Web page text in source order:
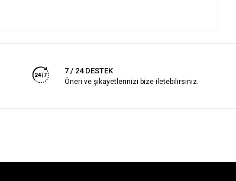
7 / 24 DESTEK
Öneri ve şikayetlerinizi bize iletebilirsiniz.